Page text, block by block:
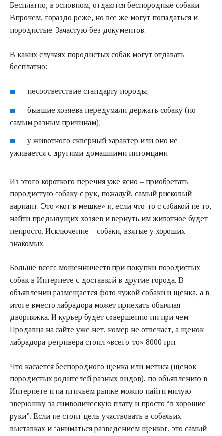
Бесплатно, в основном, отдаются беспородные собаки.
Впрочем, гораздо реже, но все же могут попадаться и
породистые. Зачастую без документов.
В каких случаях породистых собак могут отдавать
бесплатно:
несоответствие стандарту породы;
бывшие хозяева передумали держать собаку (по
самым разным причинам);
у животного скверный характер или оно не
уживается с другими домашними питомцами.
Из этого короткого перечня уже ясно – приобретать
породистую собаку с рук, пожалуй, самый рисковый
вариант. Это «кот в мешке» и, если что-то с собакой не то,
найти предыдущих хозяев и вернуть им животное будет
непросто. Исключение – собаки, взятые у хороших
знакомых.
Больше всего мошенничеств при покупки породистых
собак в Интернете с доставкой в другие города. В
объявлении размещается фото чужой собаки и щенка, а в
итоге вместо лабрадора может приехать обычная
дворняжка. И курьер будет совершенно ни при чем.
Продавца на сайте уже нет, номер не отвечает, а щенок
лабрадора-ретривера стоил «всего-то» 8000 грн.
Что касается беспородного щенка или метиса (щенок
породистых родителей разных видов), по объявлению в
Интернете и на птичьем рынке можно найти милую
зверюшку за символическую плату и просто “в хорошие
руки”. Если не стоит цель участвовать в собачьих
выставках и заниматься разведением щенков, это самый